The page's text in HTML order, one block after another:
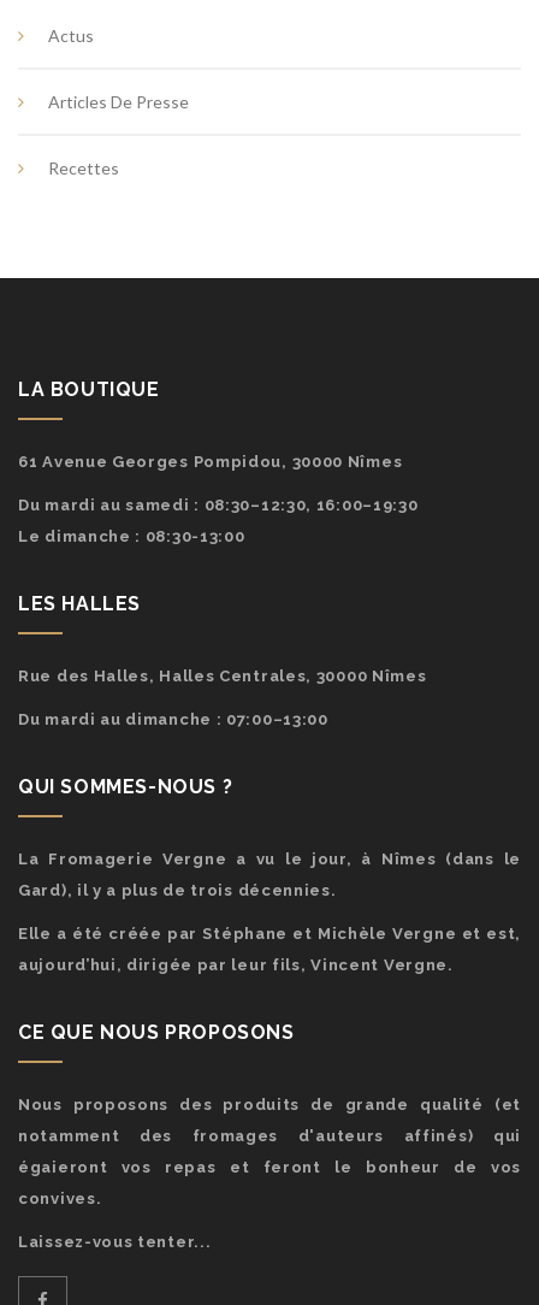
Actus
Articles De Presse
Recettes
LA BOUTIQUE
61 Avenue Georges Pompidou, 30000 Nîmes
Du mardi au samedi : 08:30–12:30, 16:00–19:30
Le dimanche : 08:30-13:00
LES HALLES
Rue des Halles, Halles Centrales, 30000 Nîmes
Du mardi au dimanche : 07:00–13:00
QUI SOMMES-NOUS ?
La Fromagerie Vergne a vu le jour, à Nîmes (dans le
Gard), il y a plus de trois décennies.
Elle a été créée par Stéphane et Michèle Vergne et est,
aujourd’hui, dirigée par leur fils, Vincent Vergne.
CE QUE NOUS PROPOSONS
Nous proposons des produits de grande qualité (et
notamment des fromages d'auteurs affinés) qui
égaieront vos repas et feront le bonheur de vos
convives.
Laissez-vous tenter...